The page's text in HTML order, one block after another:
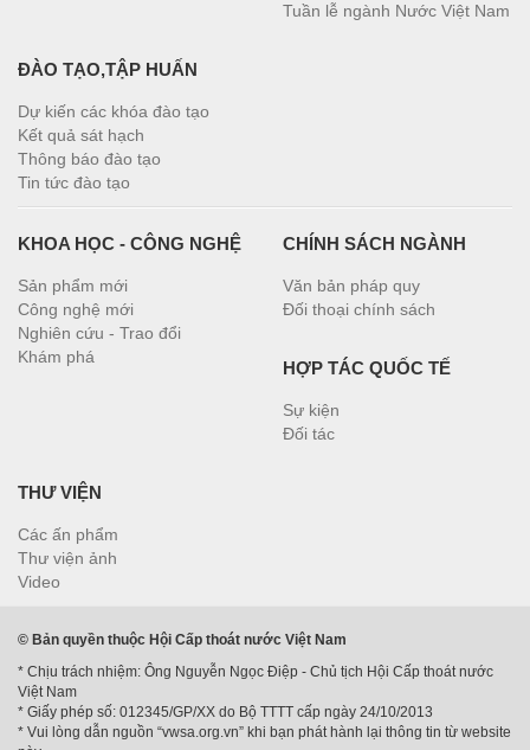
Tuần lễ ngành Nước Việt Nam
ĐÀO TẠO,TẬP HUẤN
Dự kiến các khóa đào tạo
Kết quả sát hạch
Thông báo đào tạo
Tin tức đào tạo
KHOA HỌC - CÔNG NGHỆ
Sản phẩm mới
Công nghệ mới
Nghiên cứu - Trao đổi
Khám phá
CHÍNH SÁCH NGÀNH
Văn bản pháp quy
Đối thoại chính sách
HỢP TÁC QUỐC TẾ
Sự kiện
Đối tác
THƯ VIỆN
Các ấn phẩm
Thư viện ảnh
Video
© Bản quyền thuộc Hội Cấp thoát nước Việt Nam
* Chịu trách nhiệm: Ông Nguyễn Ngọc Điệp - Chủ tịch Hội Cấp thoát nước
Việt Nam
* Giấy phép số: 012345/GP/XX do Bộ TTTT cấp ngày 24/10/2013
* Vui lòng dẫn nguồn “vwsa.org.vn” khi bạn phát hành lại thông tin từ website